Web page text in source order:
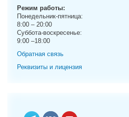
Режим работы:
Понедельник-пятница:
8:00 – 20:00
Суббота-воскресенье:
9:00 –18:00
Обратная связь
Реквизиты и лицензия